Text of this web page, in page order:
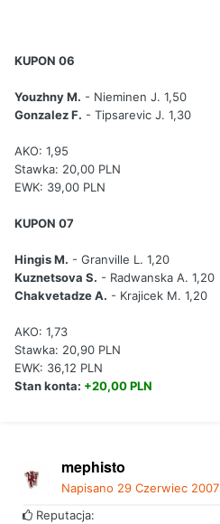
KUPON 06
Youzhny M. - Nieminen J. 1,50
Gonzalez F. - Tipsarevic J. 1,30
AKO: 1,95
Stawka: 20,00 PLN
EWK: 39,00 PLN
KUPON 07
Hingis M. - Granville L. 1,20
Kuznetsova S. - Radwanska A. 1,20
Chakvetadze A. - Krajicek M. 1,20
AKO: 1,73
Stawka: 20,90 PLN
EWK: 36,12 PLN
Stan konta: +20,00 PLN
mephisto
Napisano 29 Czerwiec 2007
Reputacja: